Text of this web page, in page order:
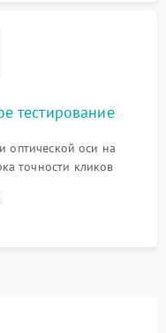
тестирование
оптической оси на
точности кликов
испытание прицела на
к отдаче и